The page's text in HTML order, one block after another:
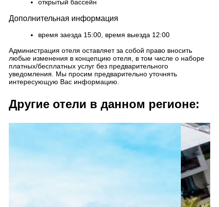
открытый бассейн
Дополнительная информация
время заезда 15:00, время выезда 12:00
Администрация отеля оставляет за собой право вносить
любые изменения в концепцию отеля, в том числе о наборе
платных/бесплатных услуг без предварительного
уведомления. Мы просим предварительно уточнять
интересующую Вас информацию.
Другие отели в данном регионе: